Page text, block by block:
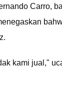
Carro,
kami jual,"